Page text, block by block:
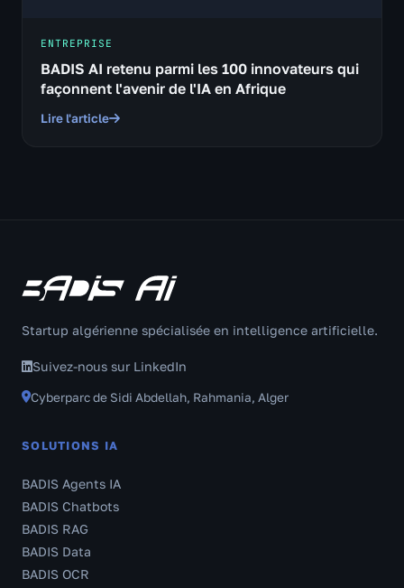
ENTREPRISE
BADIS AI retenu parmi les 100 innovateurs qui
façonnent l'avenir de l'IA en Afrique
Lire l'article
Startup algérienne spécialisée en intelligence artificielle.
Suivez-nous sur LinkedIn
Cyberparc de Sidi Abdellah, Rahmania, Alger
SOLUTIONS IA
BADIS Agents IA
BADIS Chatbots
BADIS RAG
BADIS Data
BADIS OCR